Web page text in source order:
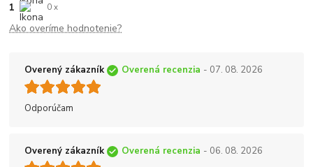
1 0 x
Ako overíme hodnotenie?
Overený zákazník Overená recenzia - 07. 08. 2026
Odporúčam
Overený zákazník Overená recenzia - 06. 08. 2026